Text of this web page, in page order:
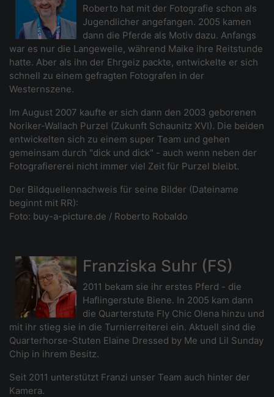
Roberto hat mit der Fotografie schon als
Jugendlicher angefangen. 2005 kamen
dann die Pferde als Motiv dazu. Anfangs
war es nur die Langeweile, während Maike ihre Reitstunde
hatte. Aber als ihn der Ehrgeiz packte, entwickelte er sich
schnell zu einem gefragten Fotografen in der
Westernszene.
Im August 2007 kaufte er sich dann den 2003 geborenen
Noriker-Wallach Purzel (Zukunft Schaunitz XVI). Die beiden
entwickelten sich zu einem super Team und gehen
gemeinsam durch "dick und dick" - auch wenn neben der
Fotografiererei nicht immer viel Zeit für Purzel bleibt.
Der Bildquellennachweis für seine Bilder (Dateiname
beginnt mit RR):
Foto: buy-a-picture.de / Roberto Robaldo
Franziska Suhr (FS)
2011 bekam sie ihr erstes Pferd - die
Haflingerstute Biene. In 2005 kam dann
die Quarterstute Fly Chic Olena hinzu und
mit ihr stieg sie in die Turnierreiterei ein. Aktuell sind die
Quarterhorse-Stuten Elaine Dressed by Me und Lil Sunday
Chip in ihrem Besitz.
Seit 2011 unterstützt Franzi unser Team auch hinter der
Kamera.